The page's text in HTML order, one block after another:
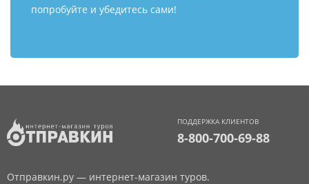
попробуйте и убедитесь сами!
ПОДДЕРЖКА КЛИЕНТОВ
8-800-700-69-88
Отправкин.ру — интернет-магазин туров.